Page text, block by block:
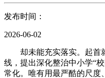
发布时间：
2026-06-02
却未能充实落实。起首
线，提出深化整治中小学“
常化。唯有用最严酷的尺度